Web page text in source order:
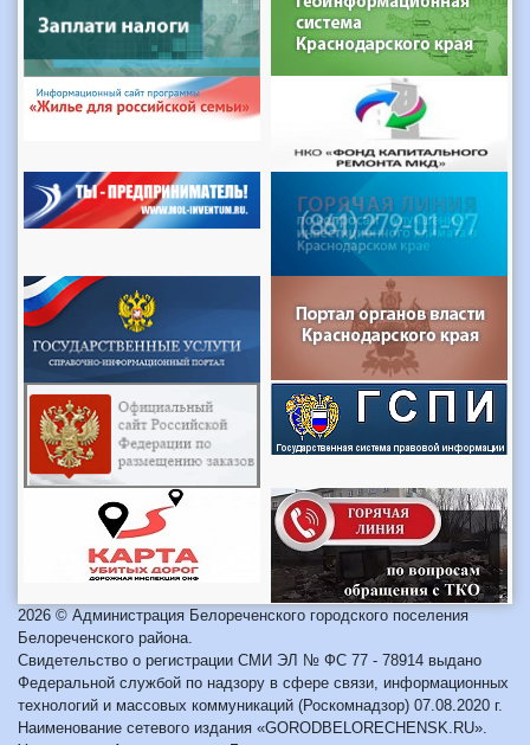
2026 © Администрация Белореченского городского поселения
Белореченского района.
Свидетельство о регистрации СМИ ЭЛ № ФС 77 - 78914 выдано
Федеральной службой по надзору в сфере связи, информационных
технологий и массовых коммуникаций (Роскомнадзор) 07.08.2020 г.
Наименование сетевого издания «GORODBELORECHENSK.RU».